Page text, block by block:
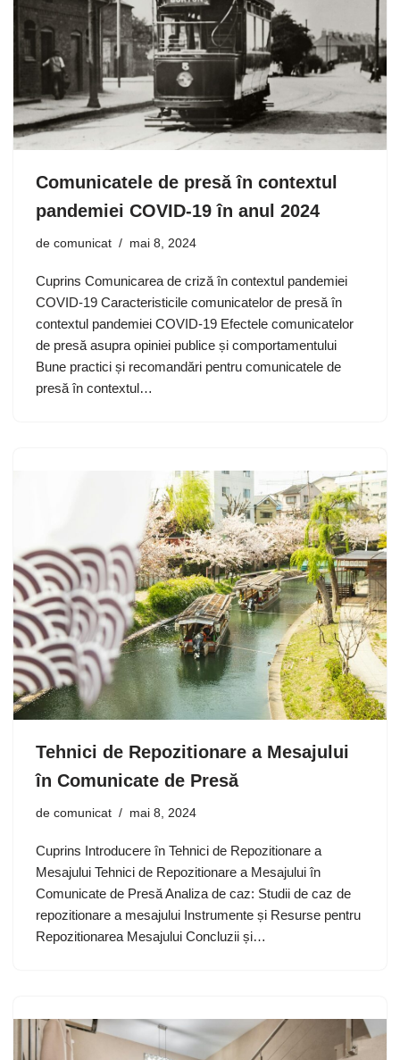
Comunicatele de presă în contextul
pandemiei COVID-19 în anul 2024
de comunicat mai 8, 2024
Cuprins Comunicarea de criză în contextul pandemiei
COVID-19 Caracteristicile comunicatelor de presă în
contextul pandemiei COVID-19 Efectele comunicatelor
de presă asupra opiniei publice și comportamentului
Bune practici și recomandări pentru comunicatele de
presă în contextul…
Tehnici de Repozitionare a Mesajului
în Comunicate de Presă
de comunicat mai 8, 2024
Cuprins Introducere în Tehnici de Repozitionare a
Mesajului Tehnici de Repozitionare a Mesajului în
Comunicate de Presă Analiza de caz: Studii de caz de
repozitionare a mesajului Instrumente și Resurse pentru
Repozitionarea Mesajului Concluzii și…